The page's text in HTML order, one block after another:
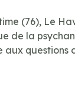
(76), Le
de la
aux questions